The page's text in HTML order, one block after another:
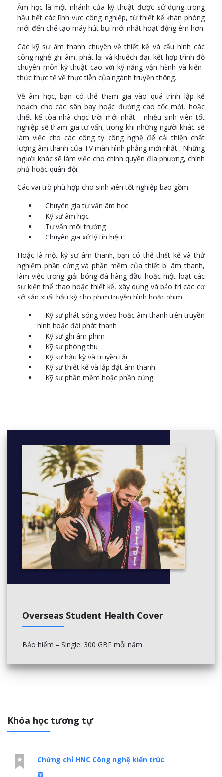
Audio Systems
Applied Signal Processing
Project Management
Media Formats
Building Acoustics
Options
Audio Post-Production
Year three
Core modules
Audio Systems Design
Transducer Design
Environmental Noise Control
Project
Options
Media Networks and Communications
Sound for Games
Signal Processing
Âm học là một nhánh của kỹ thuật được sử dụng trong
hầu hết các lĩnh vực công nghiệp, từ thiết kế khán phòng
mới đến chế tạo máy hút bụi mới nhất hoạt động êm hơn.
Các kỹ sư âm thanh chuyên về thiết kế và cấu hình các
công nghệ ghi âm, phát lại và khuếch đại, kết hợp trình độ
chuyên môn kỹ thuật cao với kỹ năng vận hành và kiến ​​
thức thực tế về thực tiễn của ngành truyền thông.
Về âm học, bạn có thể tham gia vào quá trình lập kế
hoạch cho các sân bay hoặc đường cao tốc mới, hoặc
thiết kế tòa nhà chọc trời mới nhất - nhiều sinh viên tốt
nghiệp sẽ tham gia tư vấn, trong khi những người khác sẽ
làm việc cho các công ty công nghệ để cải thiện chất
lượng âm thanh của TV màn hình phẳng mới nhất . Những
người khác sẽ làm việc cho chính quyền địa phương, chính
phủ hoặc quân đội.
Các vai trò phù hợp cho sinh viên tốt nghiệp bao gồm:
Chuyên gia tư vấn âm học
Kỹ sư âm học
Tư vấn môi trường
Chuyên gia xử lý tín hiệu
Hoặc là một kỹ sư âm thanh, bạn có thể thiết kế và thử
nghiệm phần cứng và phần mềm của thiết bị âm thanh,
làm việc trong giải bóng đá hàng đầu hoặc một loạt các
sự kiện thể thao hoặc thiết kế, xây dựng và bảo trì các cơ
sở sản xuất hậu kỳ cho phim truyền hình hoặc phim.
Kỹ sư phát sóng video hoặc âm thanh trên truyền
hình hoặc đài phát thanh
Kỹ sư ghi âm phim
Kỹ sư phòng thu
Kỹ sư hậu kỳ và truyền tải
Kỹ sư thiết kế và lắp đặt âm thanh
Kỹ sư phần mềm hoặc phần cứng
Overseas Student Health Cover
Bảo hiểm – Single: 300 GBP mỗi năm
Khóa học tương tự
Chứng chỉ HNC Công nghệ kiến trúc